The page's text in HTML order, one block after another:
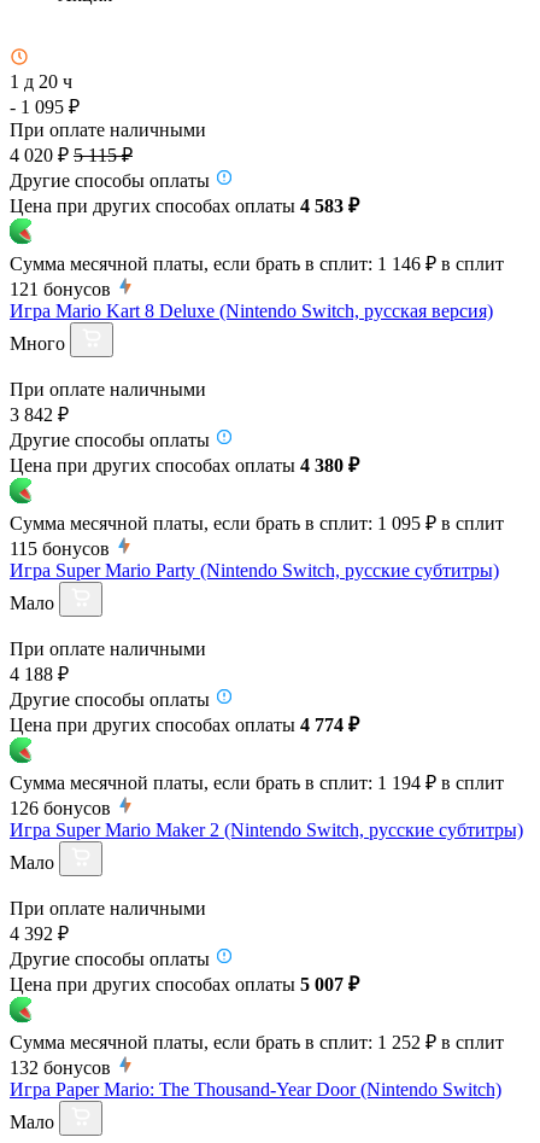
1 д 20 ч
- 1 095 ₽
При оплате наличными
4 020 ₽ 5 115 ₽
Другие способы оплаты
Цена при других способах оплаты 4 583 ₽
Сумма месячной платы, если брать в сплит: 1 146 ₽ в сплит
121 бонусов
Игра Mario Kart 8 Deluxe (Nintendo Switch, русская версия)
Много
При оплате наличными
3 842 ₽
Другие способы оплаты
Цена при других способах оплаты 4 380 ₽
Сумма месячной платы, если брать в сплит: 1 095 ₽ в сплит
115 бонусов
Игра Super Mario Party (Nintendo Switch, русские субтитры)
Мало
При оплате наличными
4 188 ₽
Другие способы оплаты
Цена при других способах оплаты 4 774 ₽
Сумма месячной платы, если брать в сплит: 1 194 ₽ в сплит
126 бонусов
Игра Super Mario Maker 2 (Nintendo Switch, русские субтитры)
Мало
При оплате наличными
4 392 ₽
Другие способы оплаты
Цена при других способах оплаты 5 007 ₽
Сумма месячной платы, если брать в сплит: 1 252 ₽ в сплит
132 бонусов
Игра Paper Mario: The Thousand-Year Door (Nintendo Switch)
Мало